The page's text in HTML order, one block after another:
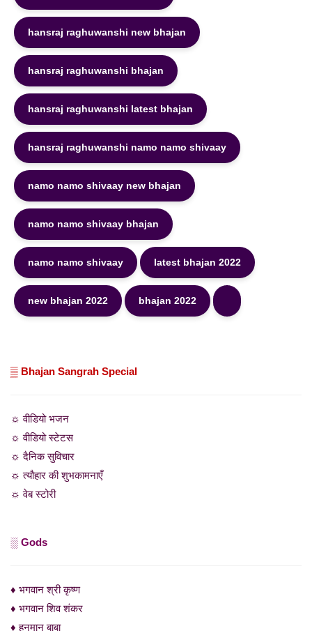
hansraj raghuwanshi new bhajan
hansraj raghuwanshi bhajan
hansraj raghuwanshi latest bhajan
hansraj raghuwanshi namo namo shivaay
namo namo shivaay new bhajan
namo namo shivaay bhajan
namo namo shivaay latest bhajan 2022
new bhajan 2022 bhajan 2022
▒ Bhajan Sangrah Special
☼ वीडियो भजन
☼ वीडियो स्टेटस
☼ दैनिक सुविचार
☼ त्यौहार की शुभकामनाएँ
☼ वेब स्टोरी
░ Gods
♦ भगवान श्री कृष्ण
♦ भगवान शिव शंकर
♦ हनुमान बाबा